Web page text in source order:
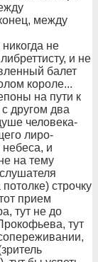
между
не
и не
балет
короле...
на пути к
другом два
человека-
лиро-
и
на тему
строчку
прием
тут не до
тут